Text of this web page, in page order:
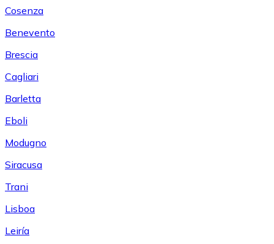
Cosenza
Benevento
Brescia
Cagliari
Barletta
Eboli
Modugno
Siracusa
Trani
Lisboa
Leiría